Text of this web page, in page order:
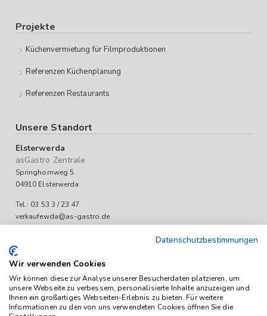
Projekte
Küchenvermietung für Filmproduktionen
Referenzen Küchenplanung
Referenzen Restaurants
Unsere Standort
Elsterwerda
asGastro Zentrale
Springhornweg 5
04910 Elsterwerda
Tel.: 03 53 3 / 23 47
verkaufewda@as-gastro.de
Mo-Fr 09:00 bis 17:00 Uhr
Datenschutzbestimmungen
Wir verwenden Cookies
Wir können diese zur Analyse unserer Besucherdaten platzieren, um
unsere Webseite zu verbessern, personalisierte Inhalte anzuzeigen und
Ihnen ein großartiges Webseiten-Erlebnis zu bieten. Für weitere
Informationen zu den von uns verwendeten Cookies öffnen Sie die